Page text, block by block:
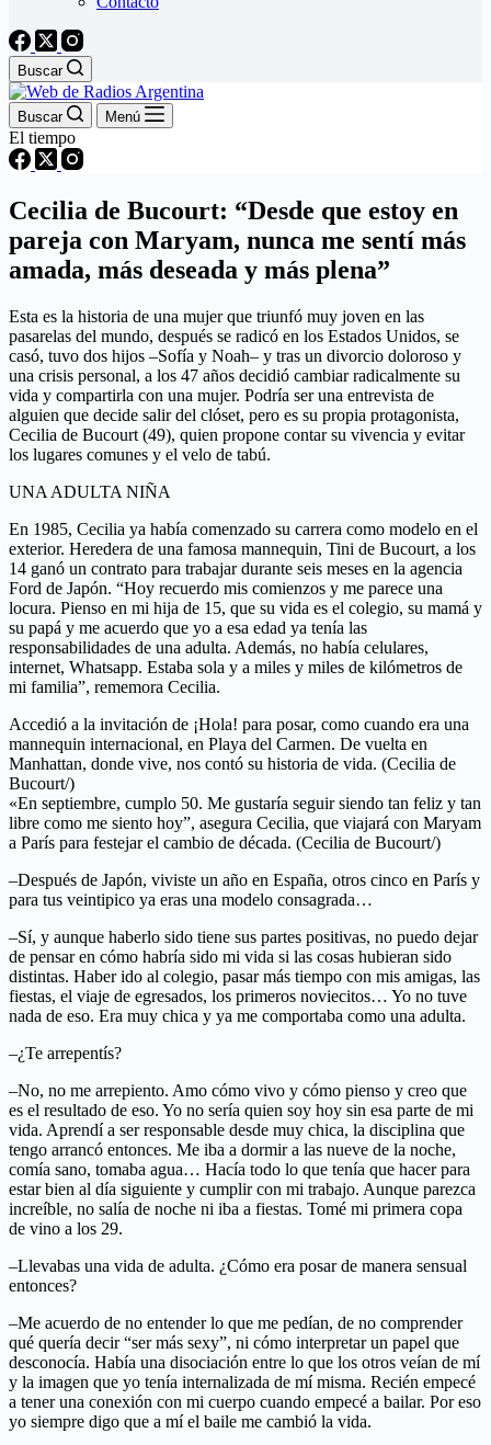
Buscar
Buscar Menú
El tiempo
Cecilia de Bucourt: “Desde que estoy en
pareja con Maryam, nunca me sentí más
amada, más deseada y más plena”
Esta es la historia de una mujer que triunfó muy joven en las
pasarelas del mundo, después se radicó en los Estados Unidos, se
casó, tuvo dos hijos –Sofía y Noah– y tras un divorcio doloroso y
una crisis personal, a los 47 años decidió cambiar radicalmente su
vida y compartirla con una mujer. Podría ser una entrevista de
alguien que decide salir del clóset, pero es su propia protagonista,
Cecilia de Bucourt (49), quien propone contar su vivencia y evitar
los lugares comunes y el velo de tabú.
UNA ADULTA NIÑA
En 1985, Cecilia ya había comenzado su carrera como modelo en el
exterior. Heredera de una famosa mannequin, Tini de Bucourt, a los
14 ganó un contrato para trabajar durante seis meses en la agencia
Ford de Japón. “Hoy recuerdo mis comienzos y me parece una
locura. Pienso en mi hija de 15, que su vida es el colegio, su mamá y
su papá y me acuerdo que yo a esa edad ya tenía las
responsabilidades de una adulta. Además, no había celulares,
internet, Whatsapp. Estaba sola y a miles y miles de kilómetros de
mi familia”, rememora Cecilia.
Accedió a la invitación de ¡Hola! para posar, como cuando era una
mannequin internacional, en Playa del Carmen. De vuelta en
Manhattan, donde vive, nos contó su historia de vida. (Cecilia de
Bucourt/)
«En septiembre, cumplo 50. Me gustaría seguir siendo tan feliz y tan
libre como me siento hoy”, asegura Cecilia, que viajará con Maryam
a París para festejar el cambio de década. (Cecilia de Bucourt/)
–Después de Japón, viviste un año en España, otros cinco en París y
para tus veintipico ya eras una modelo consagrada…
–Sí, y aunque haberlo sido tiene sus partes positivas, no puedo dejar
de pensar en cómo habría sido mi vida si las cosas hubieran sido
distintas. Haber ido al colegio, pasar más tiempo con mis amigas, las
fiestas, el viaje de egresados, los primeros noviecitos… Yo no tuve
nada de eso. Era muy chica y ya me comportaba como una adulta.
–¿Te arrepentís?
–No, no me arrepiento. Amo cómo vivo y cómo pienso y creo que
es el resultado de eso. Yo no sería quien soy hoy sin esa parte de mi
vida. Aprendí a ser responsable desde muy chica, la disciplina que
tengo arrancó entonces. Me iba a dormir a las nueve de la noche,
comía sano, tomaba agua… Hacía todo lo que tenía que hacer para
estar bien al día siguiente y cumplir con mi trabajo. Aunque parezca
increíble, no salía de noche ni iba a fiestas. Tomé mi primera copa
de vino a los 29.
–Llevabas una vida de adulta. ¿Cómo era posar de manera sensual
entonces?
–Me acuerdo de no entender lo que me pedían, de no comprender
qué quería decir “ser más sexy”, ni cómo interpretar un papel que
desconocía. Había una disociación entre lo que los otros veían de mí
y la imagen que yo tenía internalizada de mí misma. Recién empecé
a tener una conexión con mi cuerpo cuando empecé a bailar. Por eso
yo siempre digo que a mí el baile me cambió la vida.